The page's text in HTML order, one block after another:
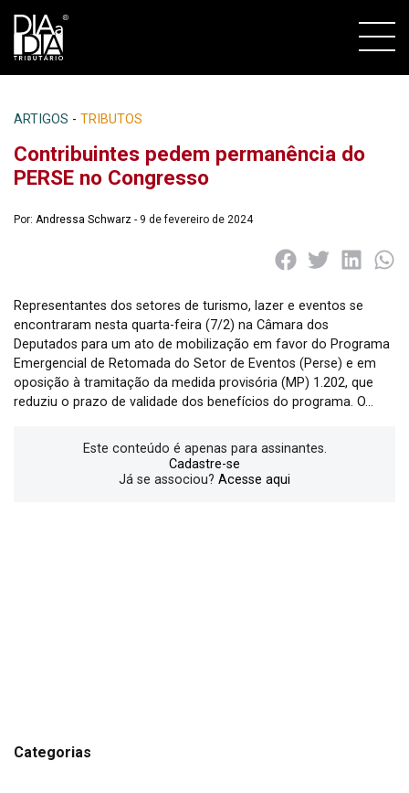
ARTIGOS - TRIBUTOS
Contribuintes pedem permanência do
PERSE no Congresso
Por: Andressa Schwarz - 9 de fevereiro de 2024
Representantes dos setores de turismo, lazer e eventos se
encontraram nesta quarta-feira (7/2) na Câmara dos
Deputados para um ato de mobilização em favor do Programa
Emergencial de Retomada do Setor de Eventos (Perse) e em
oposição à tramitação da medida provisória (MP) 1.202, que
reduziu o prazo de validade dos benefícios do programa. O…
Este conteúdo é apenas para assinantes.
Cadastre-se
Já se associou? Acesse aqui
Categorias